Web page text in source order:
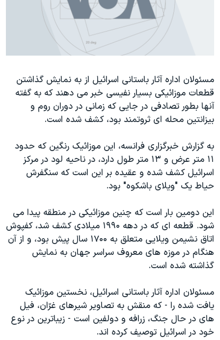
فرهنگ و زندگی
حقوق شهروندی
اسرائیل در جنگ
گالری عکس
آرشیو پخش زنده
انتخابات ریاست جمهوری آمریکا ۲۰۲۴
حمله جمهوری اسلامی به اسرائیل
ورزش زنان در ایران
اعتراضات زن، زندگی، آزادی
مجموعه مستندهای دادخواهی
دادگاه حمید نوری
چهل سال گروگان‌گیری
قانون شفافیت دارائی کادر رهبری ایران
اسرائیل در جنگ
نرگس محمدی برنده جایزه نوبل صلح
همایش محافظه‌کاران آمریکا «سی‌پک»
سفر پرزیدنت ترامپ به چین
زبانهای مختلف
مسئولان اداره آثار باستانی اسرائیل از به نمایش گذاشتن
قطعات موزائیکی بسیار نفیسی خبر می دهند که به گفته
آنها بطور تصادفی در جایی که زمانی در دوران روم و
بیزانتین محله ای ثروتمند بود، کشف شده است.
به گزارش خبرگزاری فرانسه، این موزائیک رنگین که حدود
۱۱ متر عرض و ۱۳ متر طول دارد، در ناحیه لود در مرکز
اسرائیل کشف شده و عقیده بر این است که سنگفرش
حیاط یک "ویلای باشکوه" بود.
این دومین بار است که چنین موزائیکی در منطقه پیدا می
شود. قطعه ای که در دهه ۱۹۹۰ میلادی کشف شد، کفپوش
اتاق نشیمن ویلایی متعلق به ۱۷۰۰ سال پیش بود، و از آن
هنگام در موزه های معروف سراسر جهان به نمایش
گذاشته شده است.
مسئولان اداره آثار باستانی اسرائیل، نخستین موزائیک
یافت شده را - که منقش به تصاویر شیرهای غرّان، فیل
های در حال جنگ، زرافه و دولفین است - زیباترین در نوع
خود در اسرائیل توصیف کرده اند.